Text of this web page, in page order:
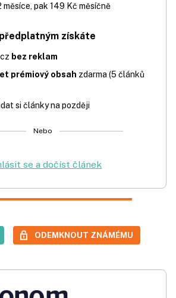
měsíce, pak 149 Kč měsíčně
získáte
bez reklam
prémiový obsah zdarma (5 článků
si články na později
Nebo
se a dočíst článek
ODEMKNOUT ZNÁMÉMU